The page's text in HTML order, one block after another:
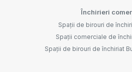
Închirieri
Spații de birouri de
Spații comerciale de
Spații de birouri de închiriat